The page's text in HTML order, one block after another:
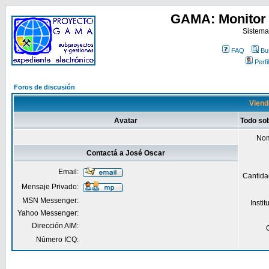
GAMA:
FAQ
Perfil
Foros de discusión
Avatar Todo
Contactá a José Oscar
Email:
Mensaje Privado:
MSN Messenger:
Yahoo Messenger:
Dirección AIM:
Número ICQ: